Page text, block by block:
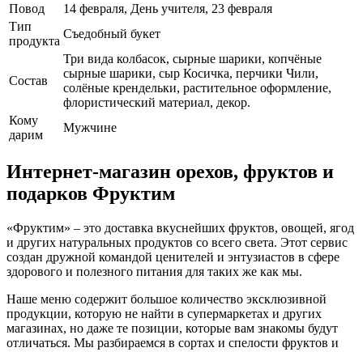
Повод
14 февраля, День учителя, 23 февраля
Тип
продукта
Съедобный букет
Cостав
Три вида колбасок, сырные шарики, копчёные
сырные шарики, сыр Косичка, перчики Чили,
солёные крендельки, растительное оформление,
флористический материал, декор.
Кому
дарим
Мужчине
Интернет-магазин орехов, фруктов и
подарков Фруктим
«Фруктим» – это доставка вкуснейших фруктов, овощей, ягод
и других натуральных продуктов со всего света. Этот сервис
создан дружной командой ценителей и энтузиастов в сфере
здорового и полезного питания для таких же как мы.
Наше меню содержит большое количество эксклюзивной
продукции, которую не найти в супермаркетах и других
магазинах, но даже те позиции, которые вам знакомы будут
отличаться. Мы разбираемся в сортах и спелости фруктов и